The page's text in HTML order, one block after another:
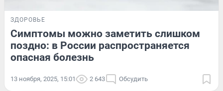
ЗДОРОВЬЕ
Симптомы можно заметить слишком
поздно: в России распространяется
опасная болезнь
13 ноября, 2025, 15:01 2 643 Обсудить